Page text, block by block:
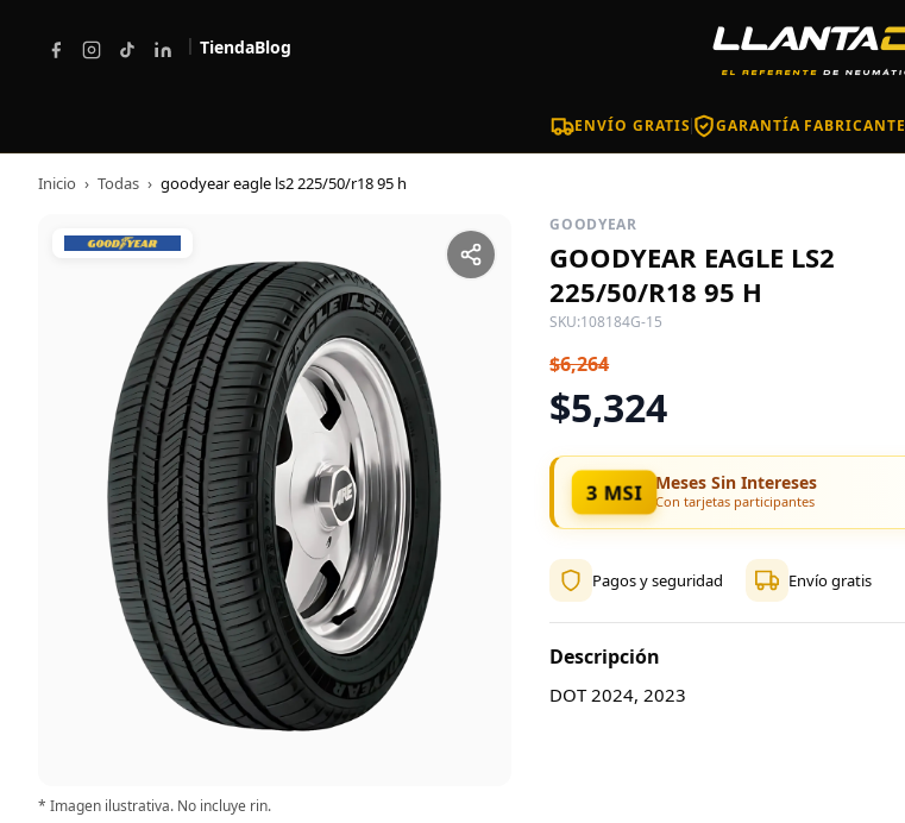
| TiendaBlog
ENVÍO GRATIS GARANTÍA FABRICANTE
Inicio › Todas › goodyear eagle ls2 225/50/r18 95 h
* Imagen ilustrativa. No incluye rin.
GOODYEAR
GOODYEAR EAGLE LS2
225/50/R18 95 H
SKU:108184G-15
$6,264
$5,324
3 MSI Meses Sin Intereses
Con tarjetas participantes
Pagos y seguridad Envío gratis
Descripción
DOT 2024, 2023